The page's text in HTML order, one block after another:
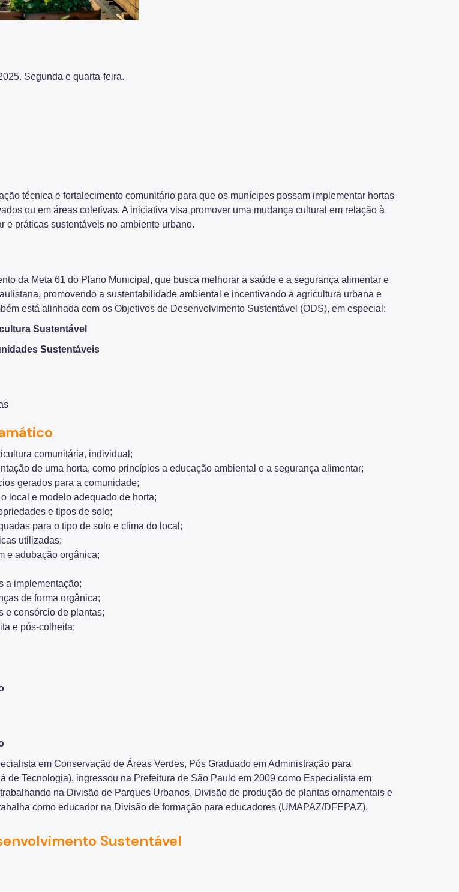
Segunda e quarta-feira.
técnica e fortalecimento comunitário para que os munícipes possam implementar hortas
ou em áreas coletivas. A iniciativa visa promover uma mudança cultural em relação à
e práticas sustentáveis no ambiente urbano.
da Meta 61 do Plano Municipal, que busca melhorar a saúde e a segurança alimentar e
promovendo a sustentabilidade ambiental e incentivando a agricultura urbana e
está alinhada com os Objetivos de Desenvolvimento Sustentável (ODS), em especial:
Sustentável
Sustentáveis
comunitária, individual;
de uma horta, como princípios a educação ambiental e a segurança alimentar;
gerados para a comunidade;
local e modelo adequado de horta;
e tipos de solo;
para o tipo de solo e clima do local;
utilizadas;
e adubação orgânica;
a implementação;
de forma orgânica;
e consórcio de plantas;
e pós-colheita;
em Conservação de Áreas Verdes, Pós Graduado em Administração para
de Tecnologia), ingressou na Prefeitura de São Paulo em 2009 como Especialista em
na Divisão de Parques Urbanos, Divisão de produção de plantas ornamentais e
como educador na Divisão de formação para educadores (UMAPAZ/DFEPAZ).
Sustentável